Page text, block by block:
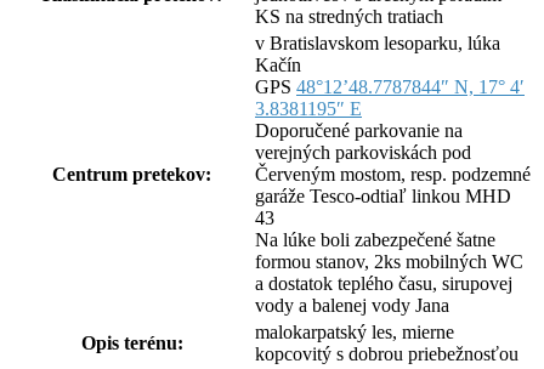
KS na stredných tratiach
Centrum pretekov:
v Bratislavskom lesoparku, lúka
Kačín
GPS 48°12’48.7787844″ N, 17° 4′
3.8381195″ E
Doporučené parkovanie na
verejných parkoviskách pod
Červeným mostom, resp. podzemné
garáže Tesco-odtiaľ linkou MHD
43
Na lúke boli zabezpečené šatne
formou stanov, 2ks mobilných WC
a dostatok teplého času, sirupovej
vody a balenej vody Jana
Opis terénu:
malokarpatský les, mierne
kopcovitý s dobrou priebežnosťou